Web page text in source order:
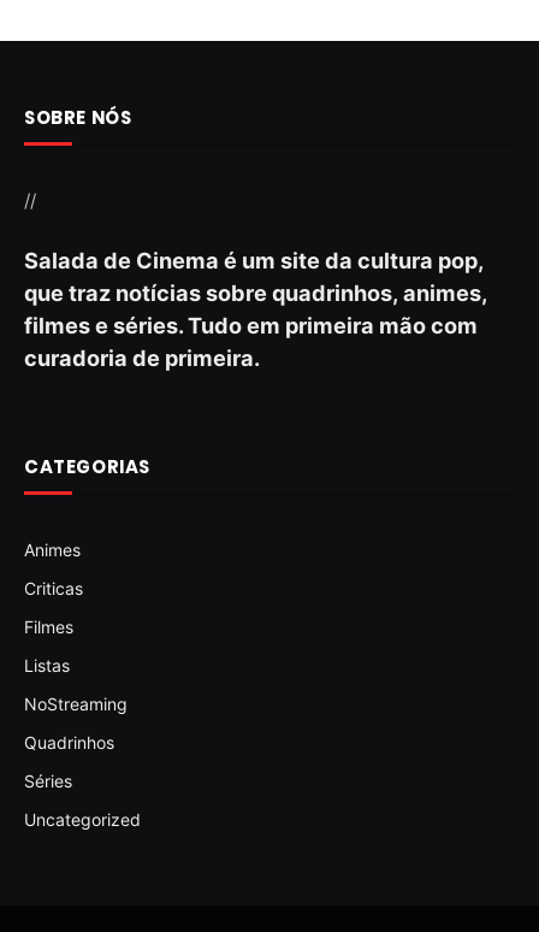
SOBRE NÓS
//
Salada de Cinema é um site da cultura pop,
que traz notícias sobre quadrinhos, animes,
filmes e séries. Tudo em primeira mão com
curadoria de primeira.
CATEGORIAS
Animes
Criticas
Filmes
Listas
NoStreaming
Quadrinhos
Séries
Uncategorized